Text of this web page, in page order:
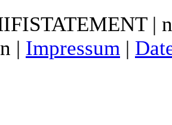
|
| Impressum |